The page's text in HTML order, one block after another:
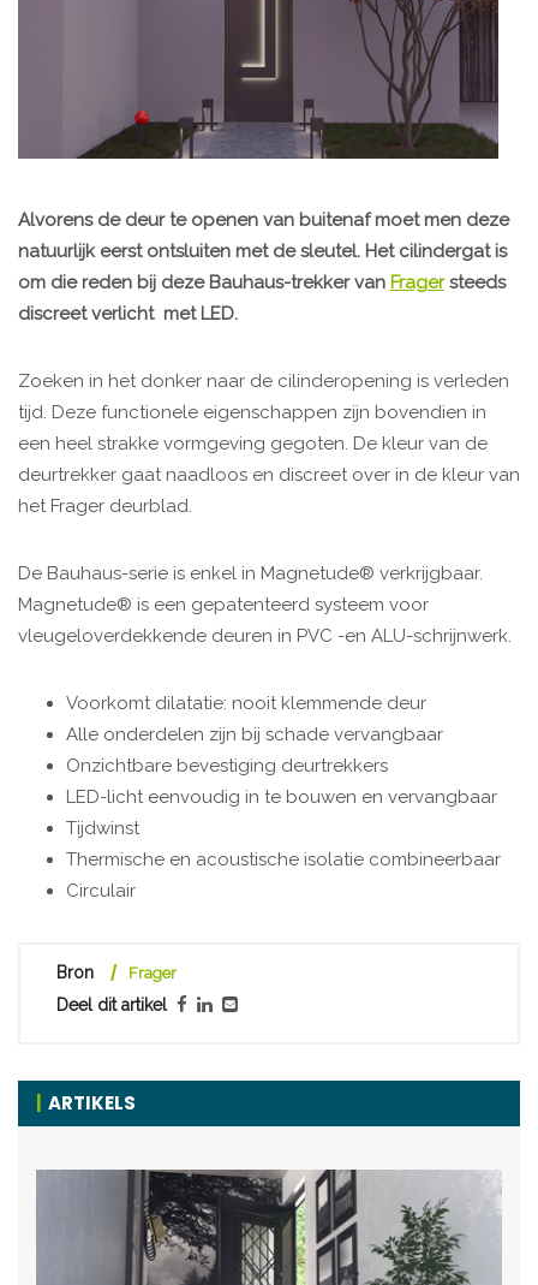
Alvorens de deur te openen van buitenaf moet men deze
natuurlijk eerst ontsluiten met de sleutel. Het cilindergat is
om die reden bij deze Bauhaus-trekker van Fragersteeds
discreet verlicht met LED.
Zoeken in het donker naar de cilinderopening is verleden
tijd. Deze functionele eigenschappen zijn bovendien in
een heel strakke vormgeving gegoten. De kleur van de
deurtrekker gaat naadloos en discreet over in de kleur van
het Frager deurblad.
De Bauhaus-serie is enkel in Magnetude® verkrijgbaar.
Magnetude® is een gepatenteerd systeem voor
vleugeloverdekkende deuren in PVC -en ALU-schrijnwerk.
Voorkomt dilatatie: nooit klemmende deur
Alle onderdelen zijn bij schade vervangbaar
Onzichtbare bevestiging deurtrekkers
LED-licht eenvoudig in te bouwen en vervangbaar
Tijdwinst
Thermische en acoustische isolatie combineerbaar
Circulair
Bron Frager
Deel dit artikel
ARTIKELS